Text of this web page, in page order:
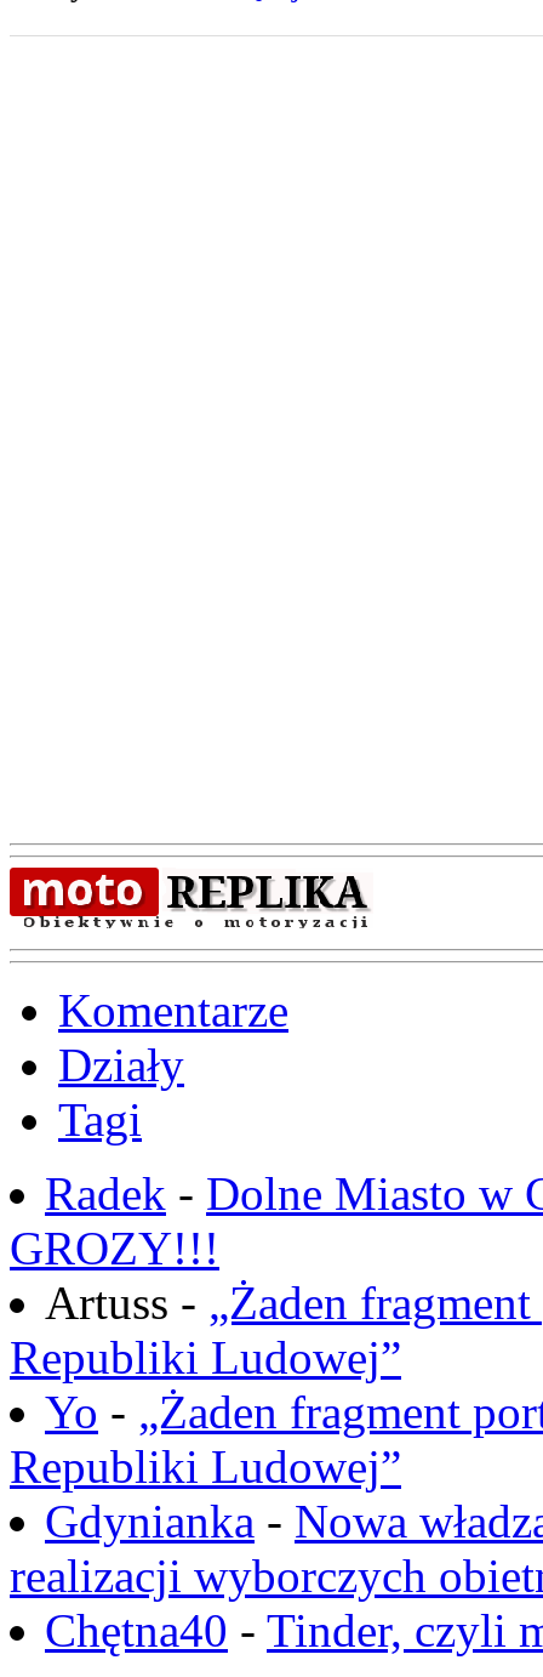
Komentarze
Działy
Tagi
Radek - Dolne Miasto w
GROZY!!!
Artuss - „Żaden
Republiki Ludowej”
Yo - „Żaden fragment
Republiki Ludowej”
Gdynianka - Nowa
realizacji wyborczych
Chętna40 - Tinder, czyli